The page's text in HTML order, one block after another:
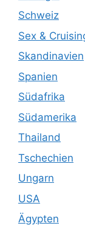
Schweiz
Sex &
Skandinavien
Spanien
Südafrika
Südamerika
Thailand
Tschechien
Ungarn
USA
Ägypten